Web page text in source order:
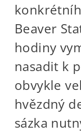
Beaver
hodiny
nasadit k
obvykle
hvězdný
sázka